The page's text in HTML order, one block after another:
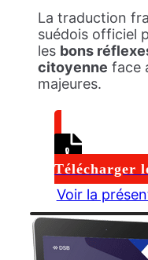
La traduction
suédois officiel
les bons
citoyenne face
majeures.
Télécharger
Voir la